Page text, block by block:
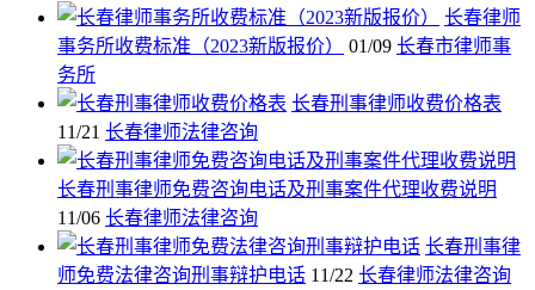
长春律师
事务所收费标准（2023新版报价）
01/09 长春市律师事
务所
长春刑事律师收费价格表
11/21 长春律师法律咨询
长春刑事律师免费咨询电话及刑事案件代理收费说明
11/06 长春律师法律咨询
长春刑事律
师免费法律咨询刑事辩护电话 11/22 长春律师法律咨询